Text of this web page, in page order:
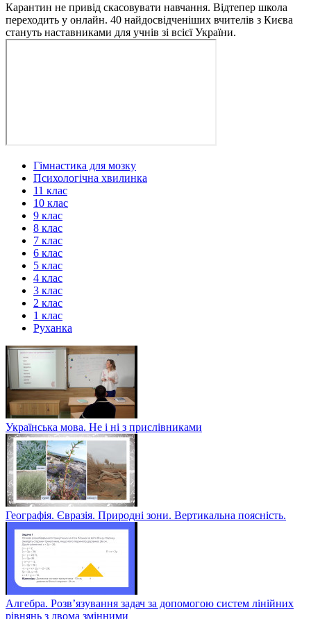
Карантин не привід скасовувати навчання. Відтепер школа
переходить у онлайн. 40 найдосвідченіших вчителів з Києва
стануть наставниками для учнів зі всієї України.
Гімнастика для мозку
Психологічна хвилинка
11 клас
10 клас
9 клас
8 клас
7 клас
6 клас
5 клас
4 клас
3 клас
2 клас
1 клас
Руханка
Українська мова. Не і ні з прислівниками
Географія. Євразія. Природні зони. Вертикальна поясність.
Алгебра. Розв’язування задач за допомогою систем лінійних
рівнянь з двома змінними